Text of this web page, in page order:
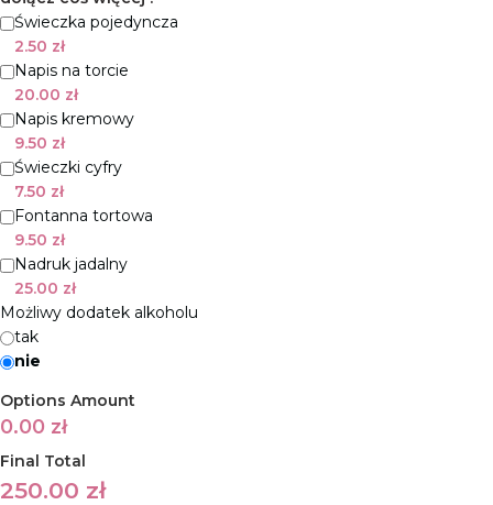
Świeczka pojedyncza
2.50 zł
Napis na torcie
20.00 zł
Napis kremowy
9.50 zł
Świeczki cyfry
7.50 zł
Fontanna tortowa
9.50 zł
Nadruk jadalny
25.00 zł
Możliwy dodatek alkoholu
tak
nie
Options Amount
0.00 zł
Final Total
250.00 zł